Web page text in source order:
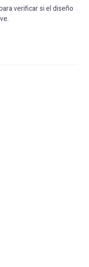
verificar si el diseño